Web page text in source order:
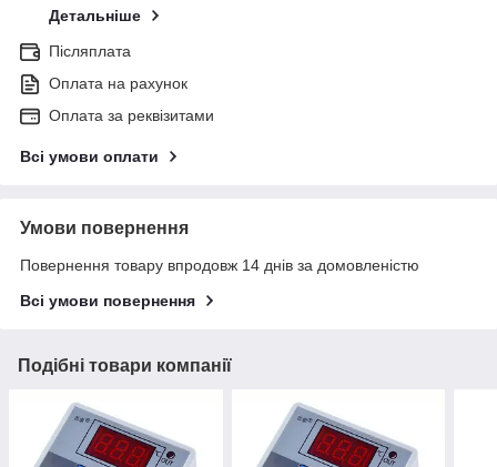
Детальніше
Післяплата
Оплата на рахунок
Оплата за реквізитами
Всі умови оплати
Умови повернення
Повернення товару впродовж 14 днів за домовленістю
Всі умови повернення
Подібні товари компанії